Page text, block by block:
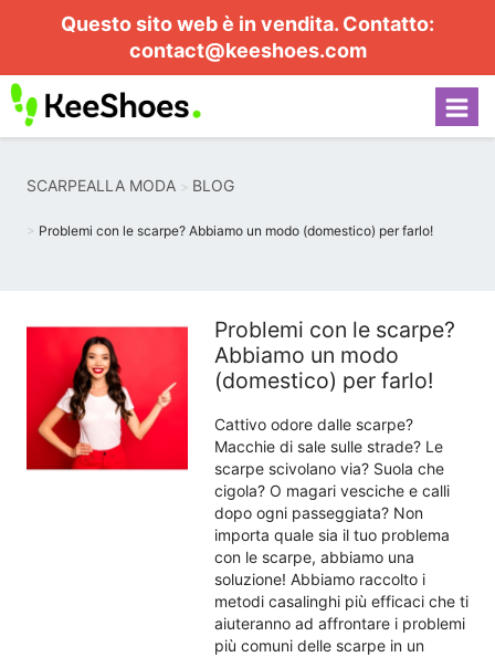
Questo sito web è in vendita. Contatto:
contact@keeshoes.com
SCARPEALLA MODA BLOG
Problemi con le scarpe? Abbiamo un modo (domestico) per farlo!
Problemi con le scarpe?
Abbiamo un modo
(domestico) per farlo!
Cattivo odore dalle scarpe?
Macchie di sale sulle strade? Le
scarpe scivolano via? Suola che
cigola? O magari vesciche e calli
dopo ogni passeggiata? Non
importa quale sia il tuo problema
con le scarpe, abbiamo una
soluzione! Abbiamo raccolto i
metodi casalinghi più efficaci che ti
aiuteranno ad affrontare i problemi
più comuni delle scarpe in un